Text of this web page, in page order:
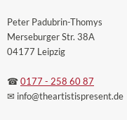
Peter Padubrin-Thomys
Merseburger Str. 38A
04177 Leipzig
☎ 0177 - 258 60 87
✉ info@theartistispresent.de